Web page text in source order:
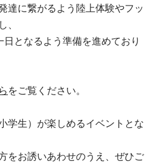
達に繋がるよう陸上体験やフッ
、
日となるよう準備を進めており
をご覧ください。
学生）が楽しめるイベントとな
をお誘いあわせのうえ、ぜひご